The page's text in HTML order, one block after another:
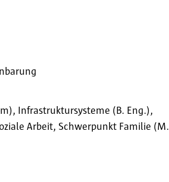
Infrastruktursysteme (B. Eng.),
Arbeit, Schwerpunkt Familie (M.